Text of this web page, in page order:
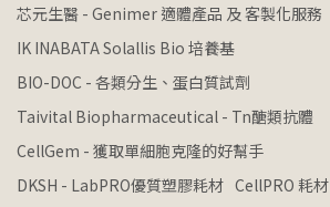
芯元生醫 - Genimer 適體產品 及 客製化服務
IK INABATA Solallis Bio 培養基
BIO-DOC - 各類分生、蛋白質試劑
Taivital Biopharmaceutical - Tn醣類抗體
CellGem - 獲取單細胞克隆的好幫手
DKSH - LabPRO優質塑膠耗材 CellPRO 耗材